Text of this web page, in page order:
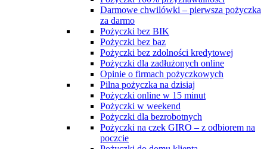
Darmowe chwilówki – pierwsza pożyczka
za darmo
Pożyczki bez BIK
Pożyczki bez baz
Pożyczki bez zdolności kredytowej
Pożyczki dla zadłużonych online
Opinie o firmach pożyczkowych
Pilna pożyczka na dzisiaj
Pożyczki online w 15 minut
Pożyczki w weekend
Pożyczki dla bezrobotnych
Pożyczki na czek GIRO – z odbiorem na
poczcie